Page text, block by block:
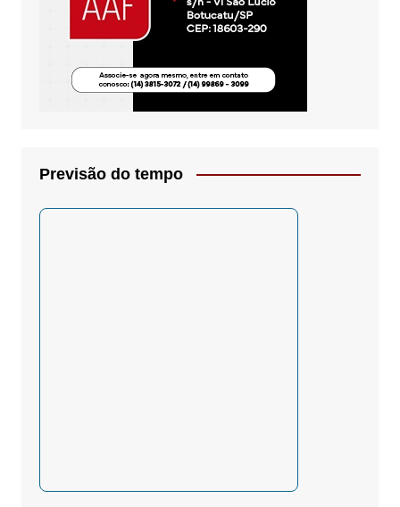
Previsão do tempo